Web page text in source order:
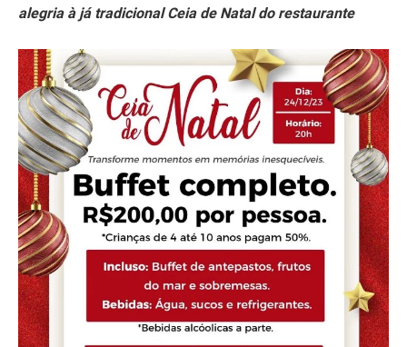
alegria à já tradicional Ceia de Natal do restaurante